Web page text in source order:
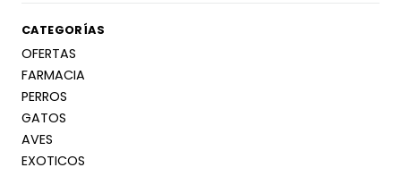
CATEGORÍAS
OFERTAS
FARMACIA
PERROS
GATOS
AVES
EXOTICOS